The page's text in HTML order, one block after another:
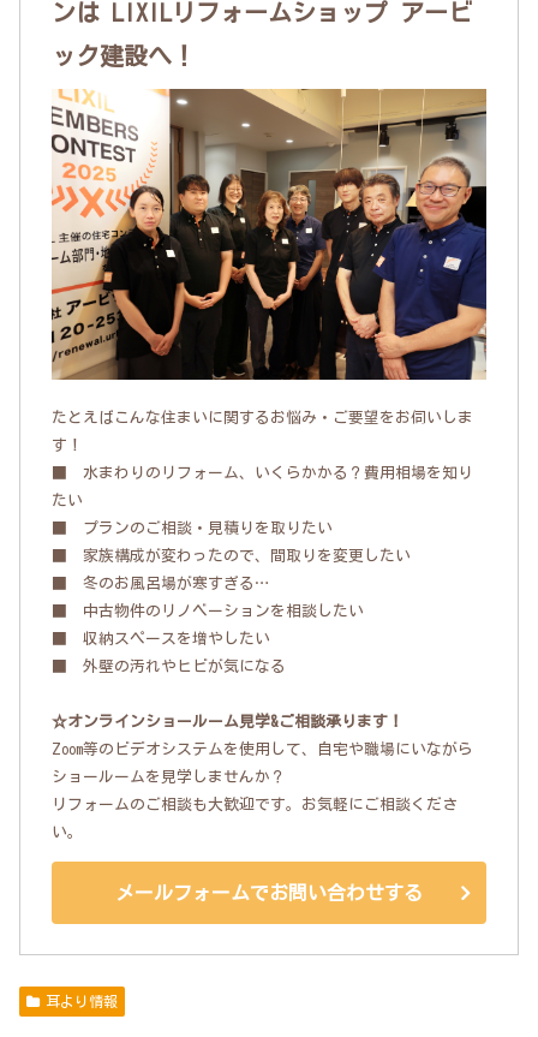
ンは LIXILリフォームショップ アービ
ック建設へ！
たとえばこんな住まいに関するお悩み・ご要望をお伺いしま
す！
■ 水まわりのリフォーム、いくらかかる？費用相場を知り
たい
■ プランのご相談・見積りを取りたい
■ 家族構成が変わったので、間取りを変更したい
■ 冬のお風呂場が寒すぎる…
■ 中古物件のリノベーションを相談したい
■ 収納スペースを増やしたい
■ 外壁の汚れやヒビが気になる
☆オンラインショールーム見学&ご相談承ります！
Zoom等のビデオシステムを使用して、自宅や職場にいながら
ショールームを見学しませんか？
リフォームのご相談も大歓迎です。お気軽にご相談くださ
い。
メールフォームでお問い合わせする
耳より情報